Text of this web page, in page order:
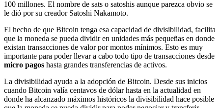
100 millones. El nombre de sats o satoshis aunque parezca obvio se
le dió por su creador Satoshi Nakamoto.
El hecho de que Bitcoin tenga esa capacidad de divisibilidad, facilita
que la moneda se pueda dividir en unidades más pequeñas en donde
existan transacciones de valor por montos mínimos. Esto es muy
importante para poder llevar a cabo todo tipo de transacciones desde
micro pagos hasta grandes transferencias de activos.
La divisibilidad ayuda a la adopción de Bitcoin. Desde sus inicios
cuando Bitcoin valía centavos de dólar hasta en la actualidad en
donde ha alcanzado máximos históricos la divisibilidad hace posible